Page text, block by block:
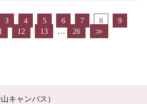
3 4 5 6 7 8
9
12 13 … 26 ≫
キャンパス）